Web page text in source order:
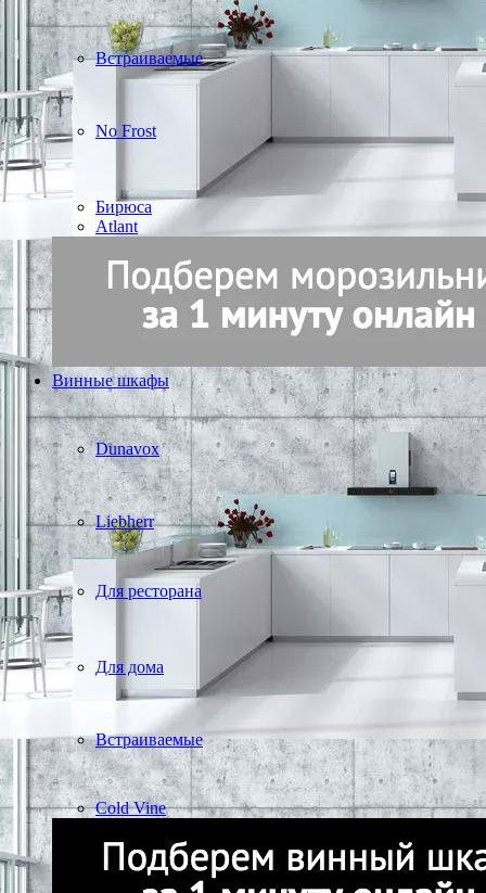
Встраиваемые
No Frost
Бирюса
Atlant
Винные шкафы
Dunavox
Liebherr
Для ресторана
Для дома
Встраиваемые
Cold Vine